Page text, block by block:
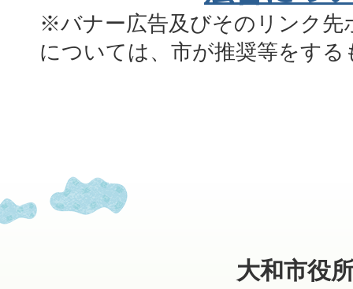
※バナー広告及びそのリンク先
については、市が推奨等をす
大和市役